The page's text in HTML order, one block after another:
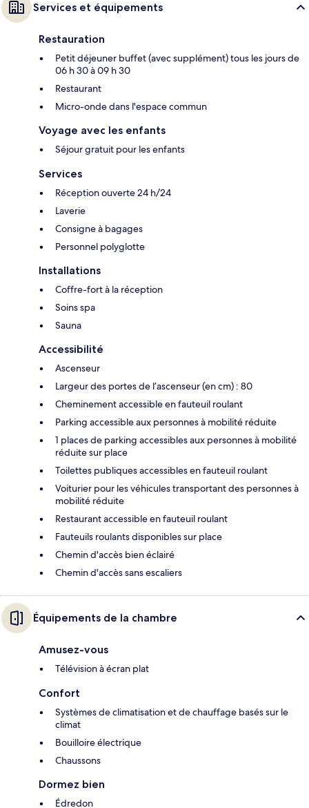
Services et équipements
Restauration
Petit déjeuner buffet (avec supplément) tous les jours de
06 h 30 à 09 h 30
Restaurant
Micro-onde dans l'espace commun
Voyage avec les enfants
Séjour gratuit pour les enfants
Services
Réception ouverte 24 h/24
Laverie
Consigne à bagages
Personnel polyglotte
Installations
Coffre-fort à la réception
Soins spa
Sauna
Accessibilité
Ascenseur
Largeur des portes de l’ascenseur (en cm) : 80
Cheminement accessible en fauteuil roulant
Parking accessible aux personnes à mobilité réduite
1 places de parking accessibles aux personnes à mobilité
réduite sur place
Toilettes publiques accessibles en fauteuil roulant
Voiturier pour les véhicules transportant des personnes à
mobilité réduite
Restaurant accessible en fauteuil roulant
Fauteuils roulants disponibles sur place
Chemin d'accès bien éclairé
Chemin d'accès sans escaliers
Équipements de la chambre
Amusez-vous
Télévision à écran plat
Confort
Systèmes de climatisation et de chauffage basés sur le
climat
Bouilloire électrique
Chaussons
Dormez bien
Édredon